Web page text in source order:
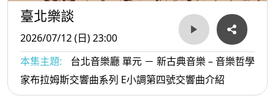
臺北樂談
2026/07/12 (日) 23:00
本集主題:
台北音樂廳 單元 － 新古典音樂 – 音樂哲學
家布拉姆斯交響曲系列 E小調第四號交響曲介紹